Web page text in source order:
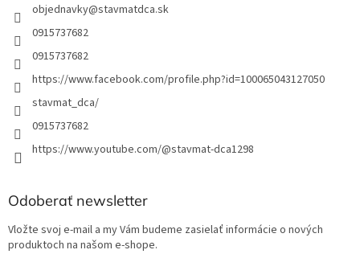
objednavky@stavmatdca.sk
0915737682
0915737682
https://www.facebook.com/profile.php?id=100065043127050
stavmat_dca/
0915737682
https://www.youtube.com/@stavmat-dca1298
Odoberať newsletter
Vložte svoj e-mail a my Vám budeme zasielať informácie o nových
produktoch na našom e-shope.